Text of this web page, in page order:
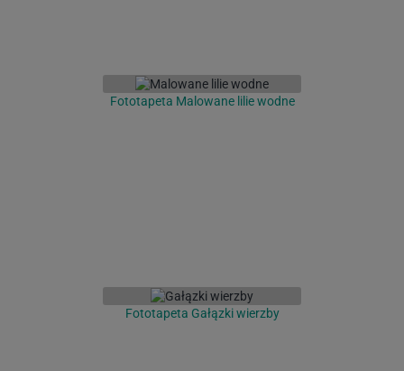
Fototapeta Malowane lilie wodne
Fototapeta Gałązki wierzby